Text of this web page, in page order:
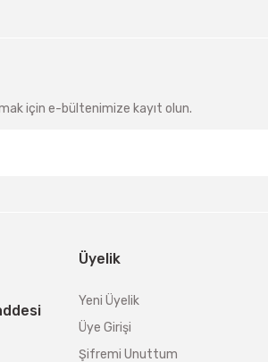
için e-bültenimize kayıt olun.
Üyelik
Yeni Üyelik
Üye Girişi
Şifremi Unuttum